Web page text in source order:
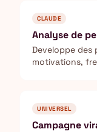
CLAUDE
Analyse de
Developpe des
motivations,
UNIVERSEL
Campagne